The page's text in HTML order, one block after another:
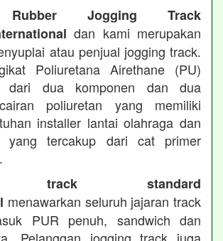
Rubber Jogging Track
dan kami merupakan
atau penjual jogging track.
Poliuretana Airethane (PU)
dari dua komponen dan dua
poliuretan yang memiliki
installer lantai olahraga dan
yang tercakup dari cat primer
track standard
menawarkan seluruh jajaran track
PUR penuh, sandwich dan